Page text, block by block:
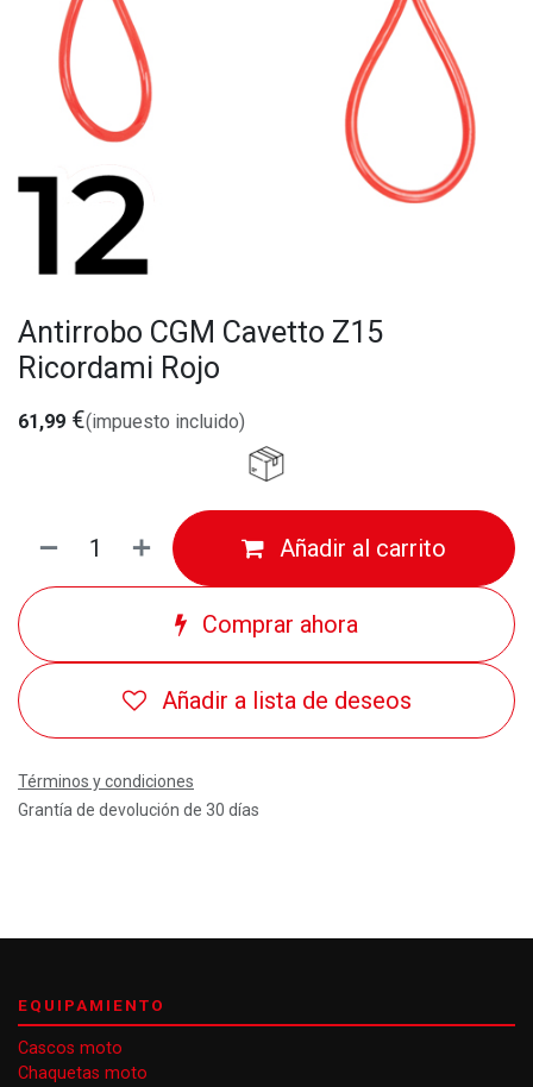
Antirrobo CGM Cavetto Z15
Ricordami Rojo
61,99 €(impuesto incluido)
Añadir al carrito
Comprar ahora
Añadir a lista de deseos
Términos y condiciones
Grantía de devolución de 30 días
EQUIPAMIENTO
Cascos moto
Chaquetas moto